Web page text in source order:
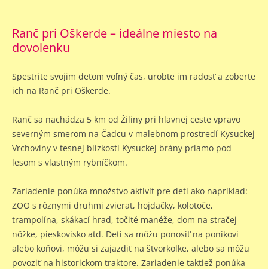
Ranč pri Oškerde – ideálne miesto na
dovolenku
Spestrite svojim deťom voľný čas, urobte im radosť a zoberte
ich na Ranč pri Oškerde.
Ranč sa nachádza 5 km od Žiliny pri hlavnej ceste vpravo
severným smerom na Čadcu v malebnom prostredí Kysuckej
Vrchoviny v tesnej blízkosti Kysuckej brány priamo pod
lesom s vlastným rybníčkom.
Zariadenie ponúka množstvo aktivít pre deti ako napríklad:
ZOO s rôznymi druhmi zvierat, hojdačky, kolotoče,
trampolína, skákací hrad, točité manéže, dom na stračej
nôžke, pieskovisko atď. Deti sa môžu ponosiť na poníkovi
alebo koňovi, môžu si zajazdiť na štvorkolke, alebo sa môžu
povoziť na historickom traktore. Zariadenie taktiež ponúka